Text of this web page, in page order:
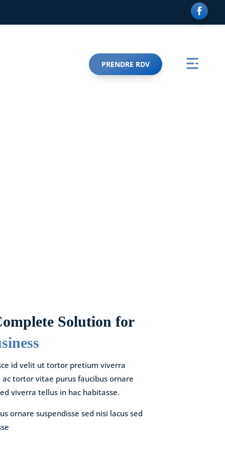
PRENDRE RDV
Solution for
id velit ut tortor pretium viverra
tortor vitae purus faucibus ornare
viverra tellus in hac habitasse.
ornare suspendisse sed nisi lacus sed